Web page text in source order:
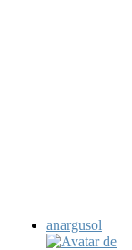
anargusol